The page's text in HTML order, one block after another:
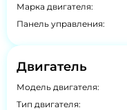
Марка двигателя:
Панель управления:
Двигатель
Модель двигателя:
Тип двигателя: